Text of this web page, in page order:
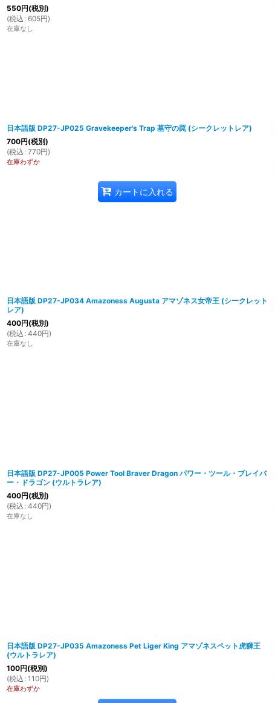
550円(税別)
(税込 : 605円)
在庫なし
日本語版 DP27-JP025 Gravekeeper's Trap 墓守の罠 (シークレットレア)
700円(税別)
(税込 : 770円)
在庫わずか
カートに入れる
日本語版 DP27-JP034 Amazoness Augusta アマゾネス女帝王 (シークレット
レア)
400円(税別)
(税込 : 440円)
在庫なし
日本語版 DP27-JP005 Power Tool Braver Dragon パワー・ツール・ブレイバ
ー・ドラゴン (ウルトラレア)
400円(税別)
(税込 : 440円)
在庫なし
日本語版 DP27-JP035 Amazoness Pet Liger King アマゾネスペット虎獅王
(ウルトラレア)
100円(税別)
(税込 : 110円)
在庫わずか